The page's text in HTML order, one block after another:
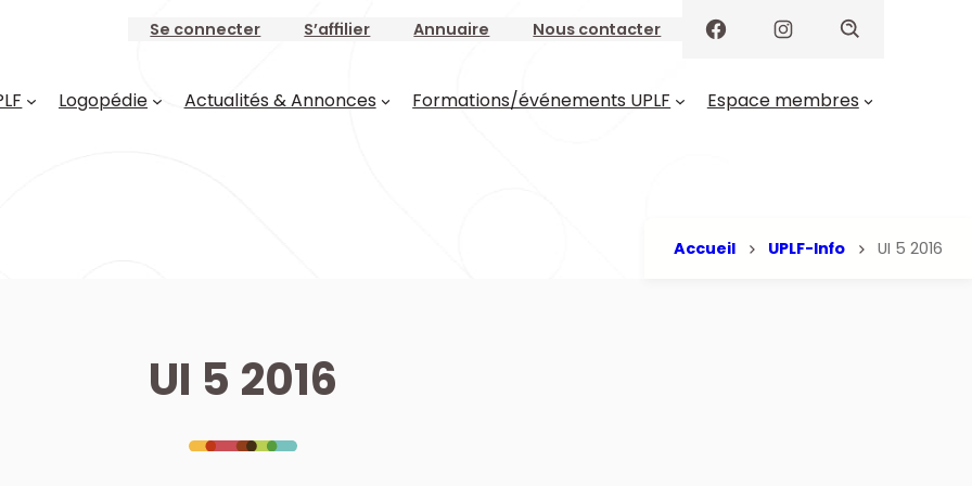
Se connecter S’affilier Annuaire Nous contacter
Logopédie Actualités & Annonces Formations/événements UPLF Espace membres
Accueil UPLF-Info UI 5 2016
UI 5 2016